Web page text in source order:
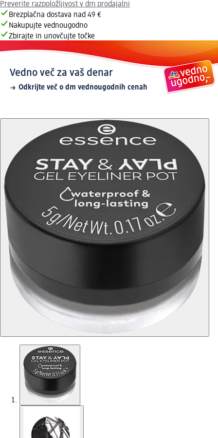
Preverite razpoložljivost v dm prodajalni
Brezplačna dostava nad 49 €
Nakupujte vednougodno
Zbirajte in unovčujte točke
Vedno več za vaš denar
Odkrijte več o dm vednougodnih cenah